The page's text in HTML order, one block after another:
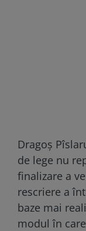
Dragoș
de lege nu
finalizare a
rescriere a
baze mai
modul în